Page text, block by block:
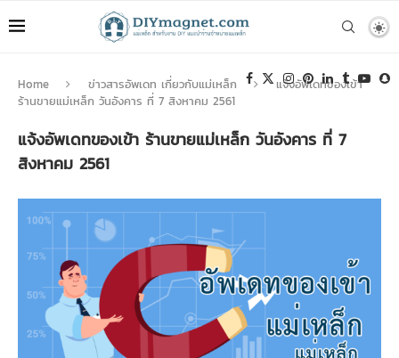
Home ข่าวสารอัพเดท เกี่ยวกับแม่เหล็ก
แจ้งอัพเดทของเข้า
ร้านขายแม่เหล็ก วันอังคาร ที่ 7 สิงหาคม 2561
แจ้งอัพเดทของเข้า ร้านขายแม่เหล็ก วันอังคาร ที่ 7
สิงหาคม 2561